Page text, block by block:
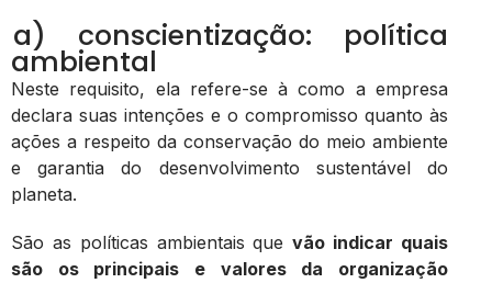
a) conscientização: política
ambiental
Neste requisito, ela refere-se à como a empresa
declara suas intenções e o compromisso quanto às
ações a respeito da conservação do meio ambiente
e garantia do desenvolvimento sustentável do
planeta.
São as políticas ambientais quevão indicar quais
são os principais e valores da organização